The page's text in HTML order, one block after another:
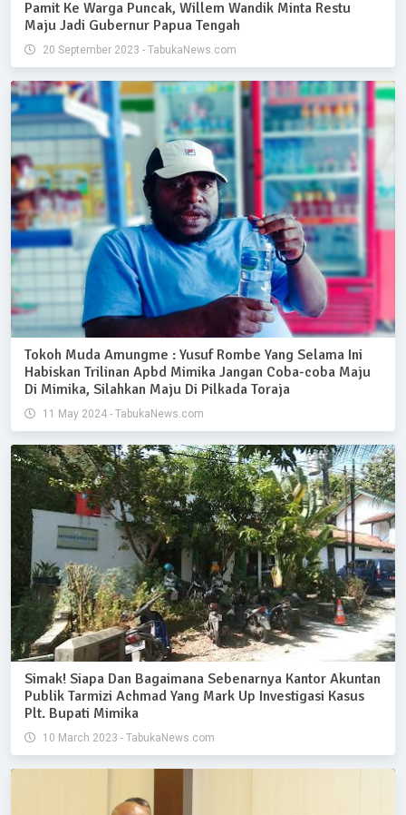
Pamit Ke Warga Puncak, Willem Wandik Minta Restu
Maju Jadi Gubernur Papua Tengah
20 September 2023 - TabukaNews.com
Tokoh Muda Amungme : Yusuf Rombe Yang Selama Ini
Habiskan Trilinan Apbd Mimika Jangan Coba-coba Maju
Di Mimika, Silahkan Maju Di Pilkada Toraja
11 May 2024 - TabukaNews.com
Simak! Siapa Dan Bagaimana Sebenarnya Kantor Akuntan
Publik Tarmizi Achmad Yang Mark Up Investigasi Kasus
Plt. Bupati Mimika
10 March 2023 - TabukaNews.com